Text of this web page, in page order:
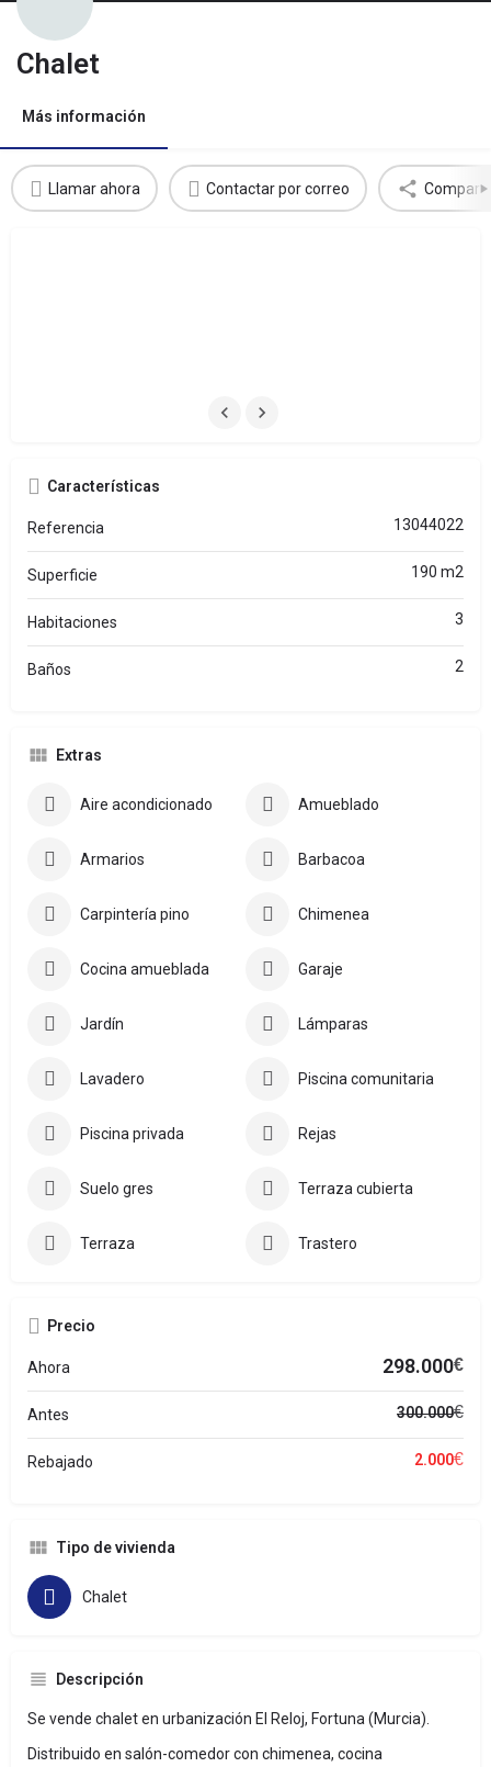
Chalet
Más información
Llamar ahora Contactar por correo
Características
Referencia 13044022
Superficie 190 m2
Habitaciones 3
Baños 2
Extras
Aire acondicionado Amueblado
Armarios Barbacoa
Carpintería pino Chimenea
Cocina amueblada Garaje
Jardín Lámparas
Lavadero Piscina comunitaria
Piscina privada Rejas
Suelo gres Terraza cubierta
Terraza Trastero
Precio
Ahora 298.000€
Antes 300.000€
Rebajado 2.000€
Tipo de vivienda
Chalet
Descripción
Se vende chalet en urbanización El Reloj, Fortuna (Murcia).
Distribuido en salón-comedor con chimenea, cocina